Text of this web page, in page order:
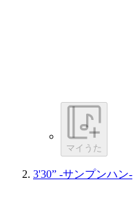
マイうた
3'30” -サンプンハン-